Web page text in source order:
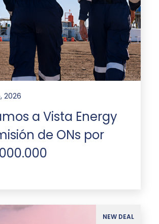
2026
a Vista Energy
de ONs por
NEW DEAL